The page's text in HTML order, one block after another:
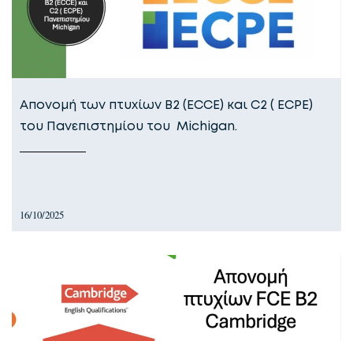
Απονομή των πτυχίων Β2 (ECCE) και C2 ( ECPE)
του Πανεπιστημίου του Michigan.
16/10/2025